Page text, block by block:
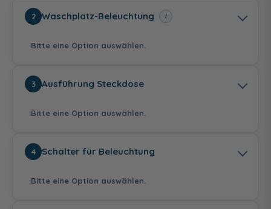
Weiß (Lack Matt)
Perlgrau (Lack
Matt)
2 Waschplatz-Beleuchtung i
Bitte eine Option auswählen.
ohne
LED - 5 Watt
103,00 €
3 Ausführung Steckdose
Bitte eine Option auswählen.
4 Schalter für Beleuchtung
Bitte eine Option auswählen.